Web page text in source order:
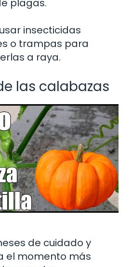
plagas.
insecticidas
o trampas para
a raya.
las calabazas
de cuidado y
el momento más